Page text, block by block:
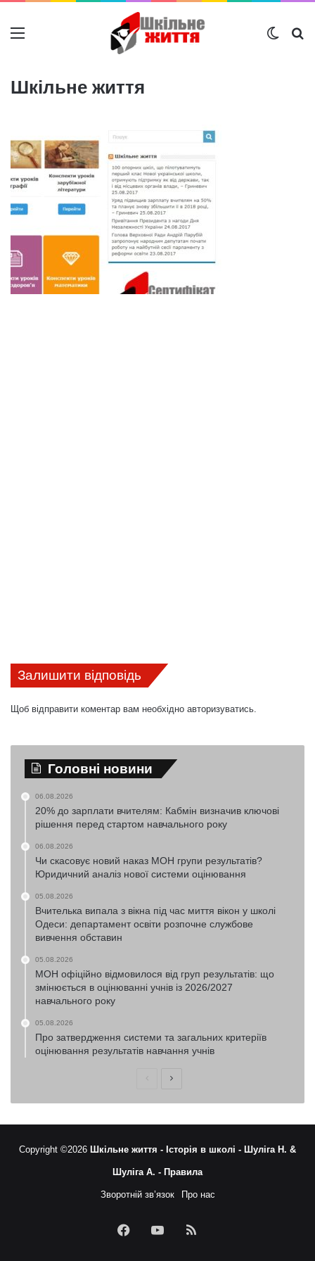
Меню
Шкільне життя
Залишити відповідь
Щоб відправити коментар вам необхідно авторизуватись.
Головні новини
06.08.2026
20% до зарплати вчителям: Кабмін визначив ключові
рішення перед стартом навчального року
06.08.2026
Чи скасовує новий наказ МОН групи результатів?
Юридичний аналіз нової системи оцінювання
05.08.2026
Вчителька випала з вікна під час миття вікон у школі
Одеси: департамент освіти розпочне службове
вивчення обставин
05.08.2026
МОН офіційно відмовилося від груп результатів: що
змінюється в оцінюванні учнів із 2026/2027
навчального року
05.08.2026
Про затвердження системи та загальних критеріїв
оцінювання результатів навчання учнів
ПопередняНаступна
Copyright ©2026 Шкільне життя - Історія в школі - Шуліга Н. &
Шуліга А. - Правила
Зворотній зв’язок Про нас
FacebookYouTubeRSS